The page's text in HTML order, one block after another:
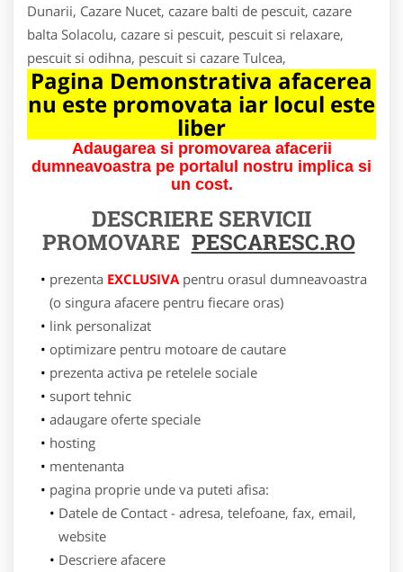
Dunarii, Cazare Nucet, cazare balti de pescuit, cazare
balta Solacolu, cazare si pescuit, pescuit si relaxare,
pescuit si odihna, pescuit si cazare Tulcea,
Pagina Demonstrativa afacerea
nu este promovata iar locul este
liber
Adaugarea si promovarea afacerii
dumneavoastra pe portalul nostru implica si
un cost.
DESCRIERE SERVICII
PROMOVARE PESCARESC.RO
prezenta EXCLUSIVApentru orasul dumneavoastra
(o singura afacere pentru fiecare oras)
link personalizat
optimizare pentru motoare de cautare
prezenta activa pe retelele sociale
suport tehnic
adaugare oferte speciale
hosting
mentenanta
pagina proprie unde va puteti afisa:
Datele de Contact - adresa, telefoane, fax, email,
website
Descriere afacere